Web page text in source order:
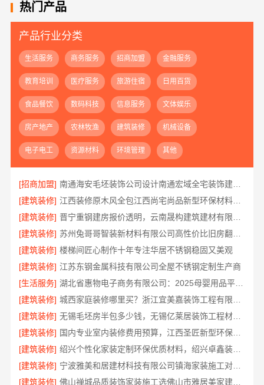
热门产品
产品行业分类
生活服务 商务服务 招商加盟 金融服务
教育培训 医疗服务 旅游住宿 日用百货
食品餐饮 数码科技 信息服务 文体娱乐
房产地产 农林牧渔 建筑装修 机械设备
电子电工 资源材料 环境管理 其他
[招商加盟]
南通海安毛坯装饰公司设计南通宏域全宅装饰建材有限公司
[建筑装修]
江西装修原木风全包江西尚宅尚品新型环保材料有限公司
[建筑装修]
[建筑装修]
[建筑装修] 楼梯间匠心制作十年专注华居不锈钢稳固又美观
[建筑装修] 江苏东钢金属科技有限公司全屋不锈钢定制生产商
[生活服务]
湖北省惠物电子商务有限公司：2025母婴用品平台优缺点测评
[建筑装修]
[建筑装修]
无锡毛坯房半包多少钱，无锡亿莱居装饰工程材料有限公司
[建筑装修]
国内专业室内装修费用预算，江西圣匠新型环保材料有限公司
[建筑装修]
绍兴个性化家装定制环保优质材料，绍兴卓鑫装饰材料有限公司
[建筑装修]
宁波雅美和居建材科技有限公司镇海家装施工对接渠道
[建筑装修]
佛山禅城品质装饰家装施工选佛山市雅居美家建筑装饰工程有限公司